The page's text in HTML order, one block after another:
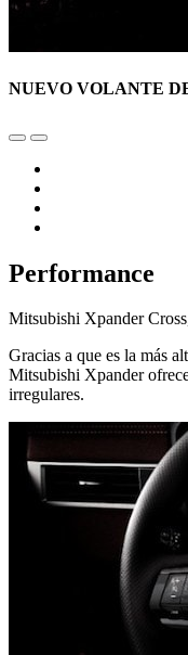
NUEVO VOLANTE
Performance
Mitsubishi Xpander
Gracias a que es la más
Mitsubishi Xpander
irregulares.